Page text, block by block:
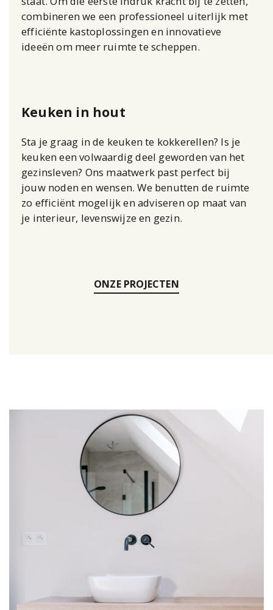
combineren we een professioneel uiterlijk met
efficiënte kastoplossingen en innovatieve
ideeën om meer ruimte te scheppen.
Keuken in hout
Sta je graag in de keuken te kokkerellen? Is je
keuken een volwaardig deel geworden van het
gezinsleven? Ons maatwerk past perfect bij
jouw noden en wensen. We benutten de ruimte
zo efficiënt mogelijk en adviseren op maat van
je interieur, levenswijze en gezin.
ONZE PROJECTEN